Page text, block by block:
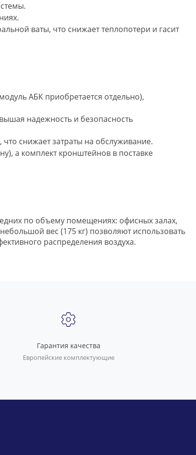
ваты, что снижает теплопотери и гасит
АБК приобретается отдельно),
надежность и безопасность
снижает затраты на обслуживание.
а комплект кронштейнов в поставке
по объему помещениях: офисных залах,
вес (175 кг) позволяют использовать
распределения воздуха.
Гарантия качества
Европейские комплектующие